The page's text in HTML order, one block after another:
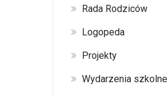
Rada Rodziców
Logopeda
Projekty
Wydarzenia szkolne